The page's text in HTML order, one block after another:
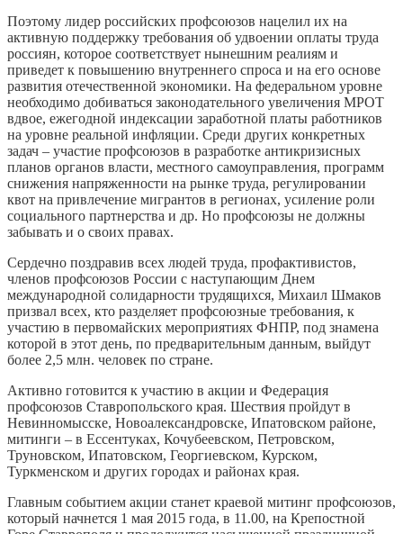
Поэтому лидер российских профсоюзов нацелил их на
активную поддержку требования об удвоении оплаты труда
россиян, которое соответствует нынешним реалиям и
приведет к повышению внутреннего спроса и на его основе
развития отечественной экономики. На федеральном уровне
необходимо добиваться законодательного увеличения МРОТ
вдвое, ежегодной индексации заработной платы работников
на уровне реальной инфляции. Среди других конкретных
задач – участие профсоюзов в разработке антикризисных
планов органов власти, местного самоуправления, программ
снижения напряженности на рынке труда, регулировании
квот на привлечение мигрантов в регионах, усиление роли
социального партнерства и др. Но профсоюзы не должны
забывать и о своих правах.
Сердечно поздравив всех людей труда, профактивистов,
членов профсоюзов России с наступающим Днем
международной солидарности трудящихся, Михаил Шмаков
призвал всех, кто разделяет профсоюзные требования, к
участию в первомайских мероприятиях ФНПР, под знамена
которой в этот день, по предварительным данным, выйдут
более 2,5 млн. человек по стране.
Активно готовится к участию в акции и Федерация
профсоюзов Ставропольского края. Шествия пройдут в
Невинномысске, Новоалександровске, Ипатовском районе,
митинги – в Ессентуках, Кочубеевском, Петровском,
Труновском, Ипатовском, Георгиевском, Курском,
Туркменском и других городах и районах края.
Главным событием акции станет краевой митинг профсоюзов,
который начнется 1 мая 2015 года, в 11.00, на Крепостной